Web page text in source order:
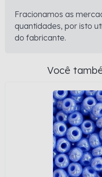
Fracionamos as
quantidades, por isto
do fabricante.
Você